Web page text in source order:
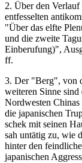
2. Über den
entfesselten
"Über das elfte
und die zweite
Einberufung)",
ff.
3. Der "Berg", von
weiteren Sinne sind
Nordwesten Chinas
die japanischen
schek mit seinen
sah untätig zu, wie
hinter den
japanischen